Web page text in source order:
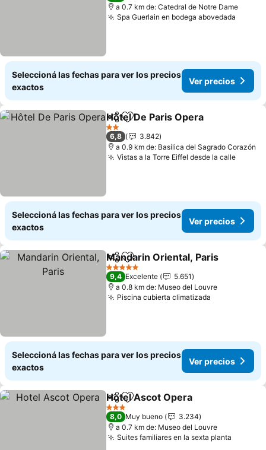
a 0.7 km de: Catedral de Notre Dame
Spa Guerlain en bodega abovedada
Seleccioná las fechas para ver los precios
exactos
Ver precios
CompartirAñadir a favoritos
Hôtel De Paris Opera
2 Estrellas
6,8
3.842
a 0.9 km de: Basílica del Sagrado Corazón
Vistas a la Torre Eiffel desde la calleVer
Seleccioná las fechas para ver los precios
exactos
Ver precios
CompartirAñadir a favoritos
Mandarin Oriental, Paris
5 Estrellas
9,4 Excelente
5.651
a 0.8 km de: Museo del Louvre
Piscina cubierta climatizada
Seleccioná las fechas para ver los precios
exactos
Ver precios
CompartirAñadir a favoritos
Hotel Ascot Opera
3 Estrellas
8,0 Muy bueno
3.234
a 0.7 km de: Museo del Louvre
Suites familiares en la sexta planta